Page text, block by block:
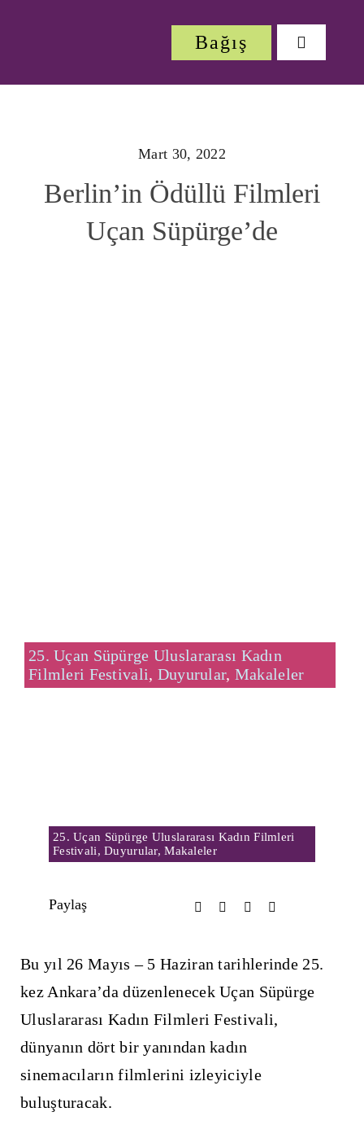
Toggle
Bağış
Mart 30, 2022
Berlin’in Ödüllü Filmleri
Uçan Süpürge’de
25. Uçan Süpürge Uluslararası Kadın
Filmleri Festivali, Duyurular, Makaleler
25. Uçan Süpürge Uluslararası Kadın Filmleri
Festivali,Duyurular,Makaleler
Paylaş
Bu yıl 26 Mayıs – 5 Haziran tarihlerinde 25.
kez Ankara’da düzenlenecek Uçan Süpürge
Uluslararası Kadın Filmleri Festivali,
dünyanın dört bir yanından kadın
sinemacıların filmlerini izleyiciyle
buluşturacak.